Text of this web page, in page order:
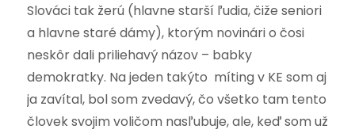
Slováci tak žerú (hlavne starší ľudia, čiže seniori
a hlavne staré dámy), ktorým novinári o čosi
neskôr dali priliehavý názov – babky
demokratky. Na jeden takýto míting v KE som aj
ja zavítal, bol som zvedavý, čo všetko tam tento
človek svojim voličom nasľubuje, ale, keď som už